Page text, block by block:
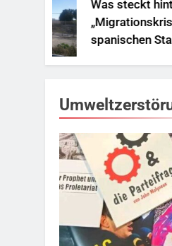
Was steckt hinter der
„Migrationskrise“ des
spanischen Staates in
Nordafrika?